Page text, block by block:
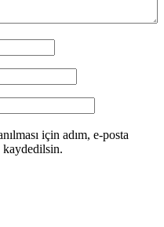
için adım, e-posta
kaydedilsin.